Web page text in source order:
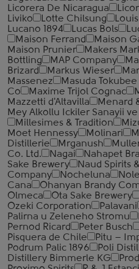
Licorera De Nicaragua
Liviko
Lotte Chilsung
Lucano 1894
Lucas Bols
Maison Ferrand
Maison
Maison Prunier
Makers
Bottling
MAP Company
Brizard
Markus Wieser
Massenez
Masuda
Co
Maxime Trijol Cognac
Mazzetti d'Altavilla
Menard
Mey Alkollu Ickiler Sanayii
Millesimes & Tradition
Moet Hennessy
Molinari
Distillerie
Mrganush
Co. Ltd.
Nagai Nahapet
Sake Brewery
Naud Spirits
Company
Nocheluna
Cana
Ohanyan Brandy
Olmeca
Ota Sake Brewery
Ozeki Corporation
Palavani
Palirna u Zeleneho Stromu
Pernod Ricard
Peter Busch
Pisquera de Chile
Pitu –
Podrum Palic 1896
Poli
Distillery Bimmerle KG